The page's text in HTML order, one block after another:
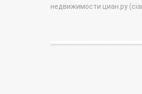
недвижимости циан.ру